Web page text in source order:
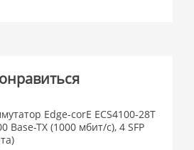
Edge-corE ECS4100-28T
Base-TX (1000 мбит/с), 4 SFP